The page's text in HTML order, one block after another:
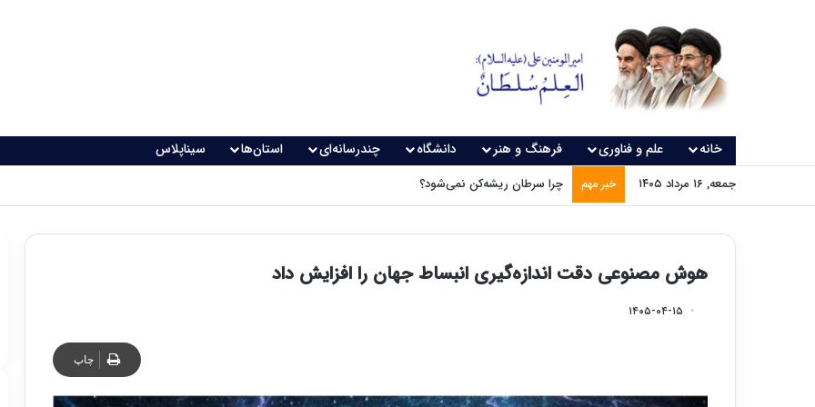
خانه علم و فناوری فرهنگ و هنر دانشگاه چندرسانه‌ای استان‌ها سیناپلاس
جمعه, ۱۶ مرداد ۱۴۰۵ خبر مهم چرا سرطان ریشه‌کن نمی‌شود؟
هوش مصنوعی دقت اندازه‌گیری انبساط جهان را افزایش داد
۱۴۰۵-۰۴-۱۵
چاپ